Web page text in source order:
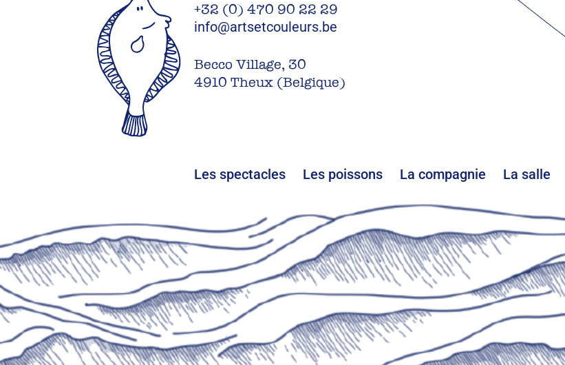
+32 (0) 470 90 22 29
info@artsetcouleurs.be
Becco Village, 30
4910 Theux (Belgique)
Les spectacles Les poissons La compagnie La salle